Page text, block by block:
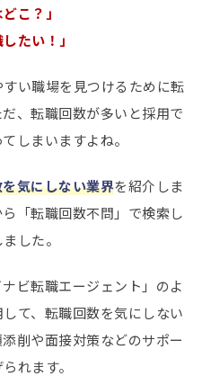
こ？」
たい！」
い職場を見つけるために転
、転職回数が多いと採用で
しまいますよね。
気にしない業界を紹介しま
「転職回数不問」で検索し
した。
ビ転職エージェント」のよ
て、転職回数を気にしない
削や面接対策などのサポー
れます。